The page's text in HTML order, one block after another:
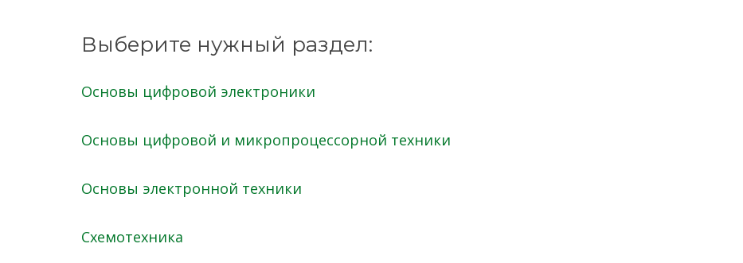
Выберите нужный раздел:
Основы цифровой электроники
Основы цифровой и микропроцессорной техники
Основы электронной техники
Схемотехника